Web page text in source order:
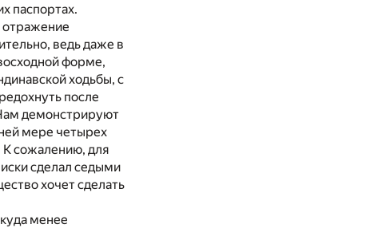
паспортах.
отражение
ведь даже в
форме,
ходьбы, с
после
демонстрируют
мере четырех
К сожалению, для
сделал седыми
хочет сделать
менее